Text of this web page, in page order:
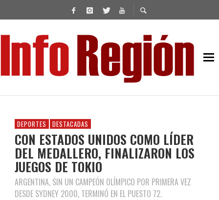
DEPORTES DESTACADAS
CON ESTADOS UNIDOS COMO LÍDER
DEL MEDALLERO, FINALIZARON LOS
JUEGOS DE TOKIO
ARGENTINA, SIN UN CAMPEÓN OLÍMPICO POR PRIMERA VEZ
DESDE SYDNEY 2000, TERMINÓ EN EL PUESTO 72.